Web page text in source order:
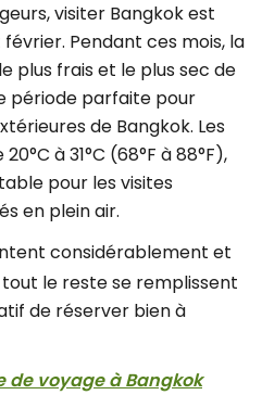
visiter Bangkok est
Pendant ces mois, la
plus frais et le plus sec de
période parfaite pour
de Bangkok. Les
à 31°C (68°F à 88°F),
pour les visites
en plein air.
considérablement et
le reste se remplissent
de réserver bien à
de voyage à Bangkok